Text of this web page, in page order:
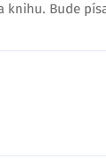
knihu. Bude